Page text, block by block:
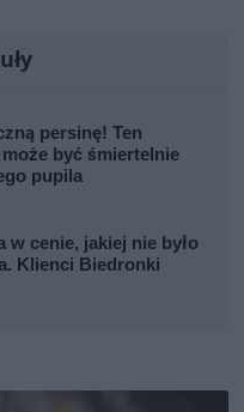
persinę! Ten
być śmiertelnie
pupila
w cenie, jakiej nie było
Klienci Biedronki